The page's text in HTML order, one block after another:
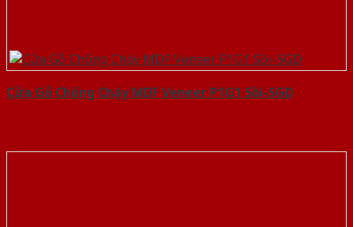
Cửa Gỗ Chống Cháy MDF Veneer P1G1 Sồi-SGD